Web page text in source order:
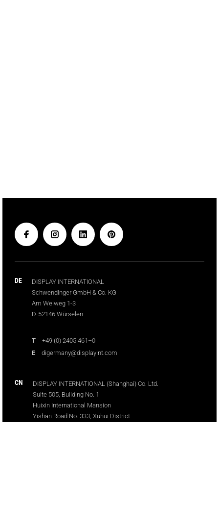
DE
DISPLAY INTERNATIONAL
Schwendinger GmbH & Co. KG
Am Weiweg 1-3
D-52146 Würselen
T
+49 (0) 2405 461–0
E
digermany@displayint.com
CN
DISPLAY INTERNATIONAL (Shanghai) Co. Ltd.
Suite 505, Building No. 1
Huixin International Mansion
Yishan Road No. 333, Xuhui District